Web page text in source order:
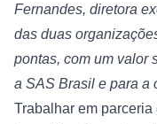
Fernandes, diretora
das duas
pontas, com um valor
a SAS Brasil e para a
Trabalhar em